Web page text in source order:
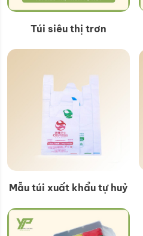
Túi siêu thị trơn
Mẫu túi xuất khẩu tự huỷ